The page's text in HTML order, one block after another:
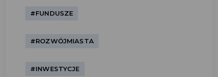
#FUNDUSZE
#ROZWÓJMIASTA
#INWESTYCJE